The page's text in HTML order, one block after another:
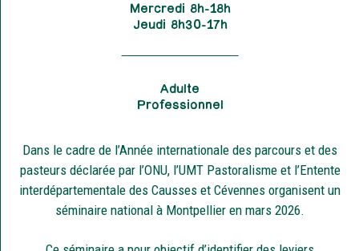
Mercredi 8h-18h
Jeudi 8h30-17h
Adulte
Professionnel
Dans le cadre de l’Année internationale des parcours et des
pasteurs déclarée par l’ONU, l’UMT Pastoralisme et l’Entente
interdépartementale des Causses et Cévennes organisent un
séminaire national à Montpellier en mars 2026.